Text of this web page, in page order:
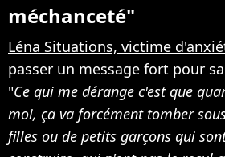
méchanceté"
Léna Situations, victime
passer un message fort pour
"Ce qui me dérange c'est que
moi, ça va forcément tomber
filles ou de petits garçons qui